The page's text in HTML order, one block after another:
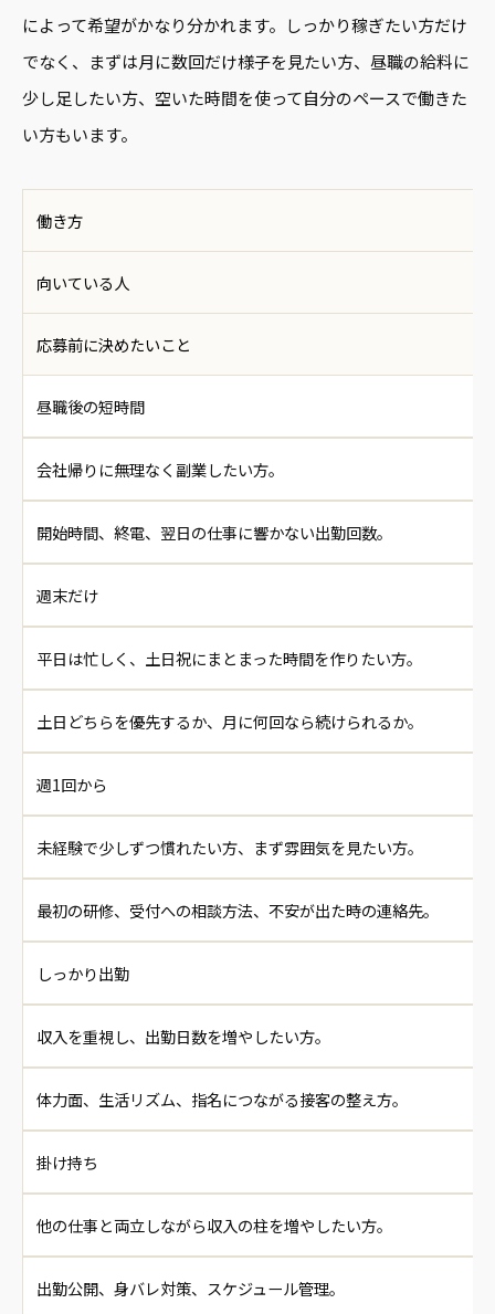
によって希望がかなり分かれます。しっかり稼ぎたい方だけ
でなく、まずは月に数回だけ様子を見たい方、昼職の給料に
少し足したい方、空いた時間を使って自分のペースで働きた
い方もいます。
働き方
向いている人
応募前に決めたいこと
昼職後の短時間
会社帰りに無理なく副業したい方。
開始時間、終電、翌日の仕事に響かない出勤回数。
週末だけ
平日は忙しく、土日祝にまとまった時間を作りたい方。
土日どちらを優先するか、月に何回なら続けられるか。
週1回から
未経験で少しずつ慣れたい方、まず雰囲気を見たい方。
最初の研修、受付への相談方法、不安が出た時の連絡先。
しっかり出勤
収入を重視し、出勤日数を増やしたい方。
体力面、生活リズム、指名につながる接客の整え方。
掛け持ち
他の仕事と両立しながら収入の柱を増やしたい方。
出勤公開、身バレ対策、スケジュール管理。